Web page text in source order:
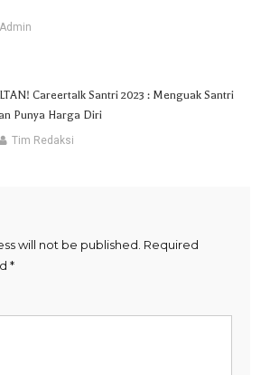
Admin
Careertalk Santri 2023 : Menguak Santri
Punya Harga Diri
Tim Redaksi
will not be published. Required
*